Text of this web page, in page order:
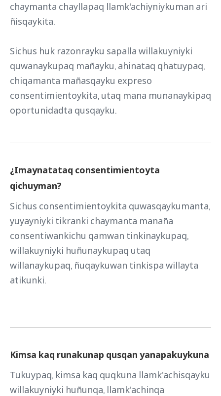
chaymanta chayllapaq llamk'achiyniykuman ari
ñisqaykita.
Sichus huk razonrayku sapalla willakuyniyki
quwanaykupaq mañayku, ahinataq qhatuypaq,
chiqamanta mañasqayku expreso
consentimientoykita, utaq mana munanaykipaq
oportunidadta qusqayku.
¿Imaynatataq consentimientoyta
qichuyman?
Sichus consentimientoykita quwasqaykumanta,
yuyayniyki tikranki chaymanta manaña
consentiwankichu qamwan tinkinaykupaq,
willakuyniyki huñunaykupaq utaq
willanaykupaq, ñuqaykuwan tinkispa willayta
atikunki.
Kimsa kaq runakunap qusqan yanapakuykuna
Tukuypaq, kimsa kaq quqkuna llamk'achisqayku
willakuyniyki huñunqa, llamk'achinqa